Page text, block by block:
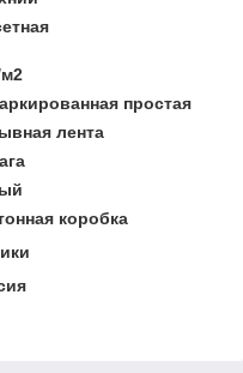
м2
простая
лента
коробка